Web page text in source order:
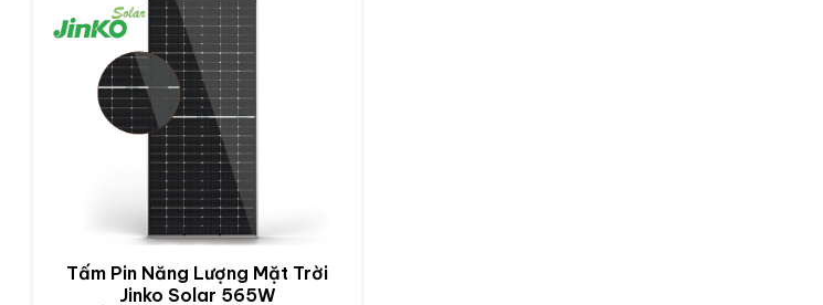
Tấm Pin Năng Lượng Mặt Trời
Jinko Solar 565W